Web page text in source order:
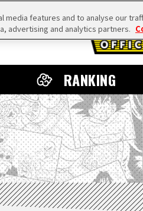
RANKING
features and to analyse our
advertising and analytics partners.